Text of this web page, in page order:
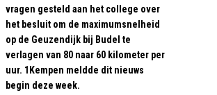
vragen gesteld aan het college over
het besluit om de maximumsnelheid
op de Geuzendijk bij Budel te
verlagen van 80 naar 60 kilometer per
uur. 1Kempen meldde dit nieuws
begin deze week.